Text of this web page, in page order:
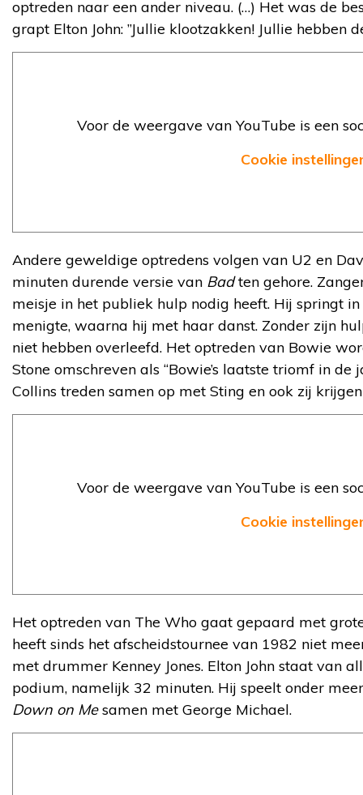
optreden naar een ander niveau. (…) Het was de
grapt Elton John: ”Jullie klootzakken! Jullie hebben
Voor de weergave van YouTube is een
Cookie
Andere geweldige optredens volgen van U2 en
minuten durende versie van Badten gehore.
meisje in het publiek hulp nodig heeft. Hij springt
menigte, waarna hij met haar danst. Zonder zijn
niet hebben overleefd. Het optreden van Bowie
Stone omschreven als “Bowie’s laatste triomf in de
Collins treden samen op met Sting en ook zij
Voor de weergave van YouTube is een
Cookie
Het optreden van The Who gaat gepaard met
heeft sinds het afscheidstournee van 1982 niet
met drummer Kenney Jones. Elton John staat van
podium, namelijk 32 minuten. Hij speelt onder
Down on Mesamen met George Michael.